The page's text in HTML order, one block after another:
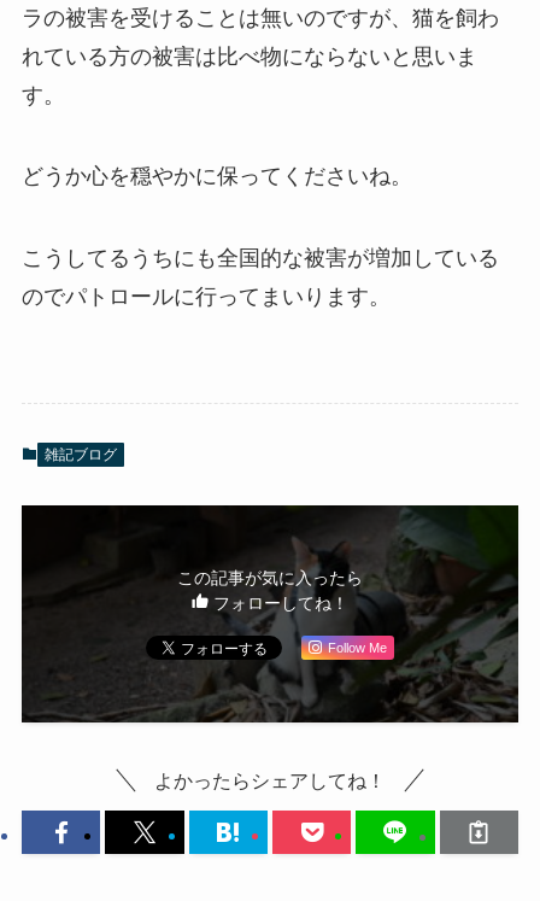
ラの被害を受けることは無いのですが、猫を飼わ
れている方の被害は比べ物にならないと思いま
す。
どうか心を穏やかに保ってくださいね。
こうしてるうちにも全国的な被害が増加している
のでパトロールに行ってまいります。
雑記ブログ
この記事が気に入ったら
フォローしてね！
Follow Me
よかったらシェアしてね！